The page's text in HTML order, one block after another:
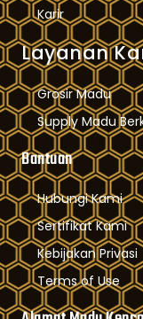
Karir
Layanan
Grosir Madu
Supply Madu
Bantuan
Hubungi Kami
Sertifikat Kami
Kebijakan Privasi
Terms of Use